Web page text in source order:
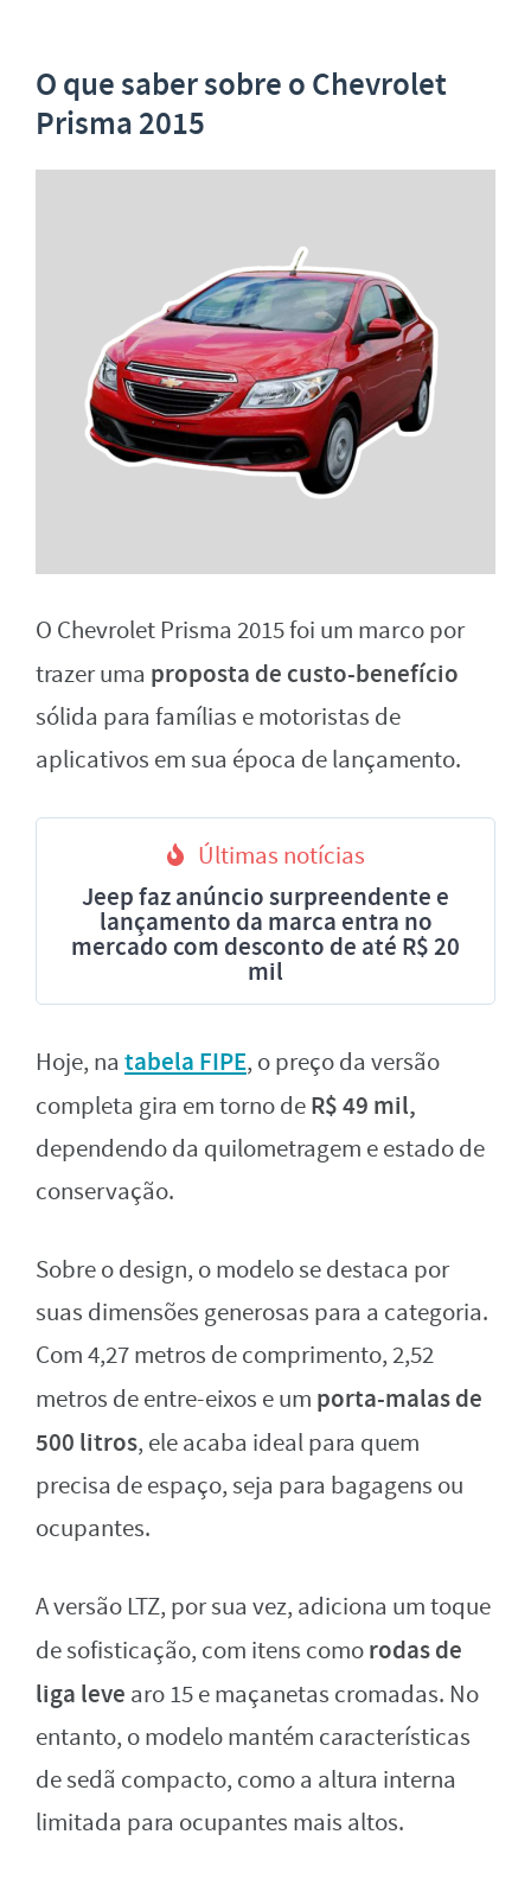
O que saber sobre o Chevrolet
Prisma 2015
O Chevrolet Prisma 2015 foi um marco por
trazer uma proposta de custo-benefício
sólida para famílias e motoristas de
aplicativos em sua época de lançamento.
Últimas notícias
Jeep faz anúncio surpreendente e
lançamento da marca entra no
mercado com desconto de até R$ 20
mil
Hoje, na tabela FIPE, o preço da versão
completa gira em torno deR$ 49 mil,
dependendo da quilometragem e estado de
conservação.
Sobre o design, o modelo se destaca por
suas dimensões generosas para a categoria.
Com 4,27 metros de comprimento, 2,52
metros de entre-eixos e um porta-malas de
500 litros, ele acaba ideal para quem
precisa de espaço, seja para bagagens ou
ocupantes.
A versão LTZ, por sua vez, adiciona um toque
de sofisticação, com itens comorodas de
liga leve aro 15 e maçanetas cromadas. No
entanto, o modelo mantém características
de sedã compacto, como a altura interna
limitada para ocupantes mais altos.